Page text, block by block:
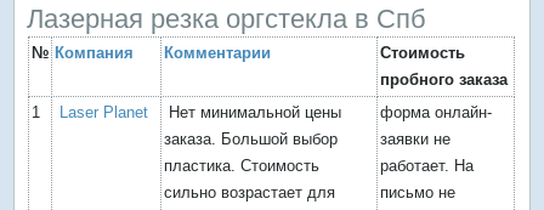
Лазерная резка оргстекла в Спб
№ Компания Комментарии
Стоимость
пробного заказа
1
Laser Planet
Нет минимальной цены
заказа. Большой выбор
пластика. Стоимость
сильно возрастает для
форма онлайн-
заявки не
работает. На
письмо не